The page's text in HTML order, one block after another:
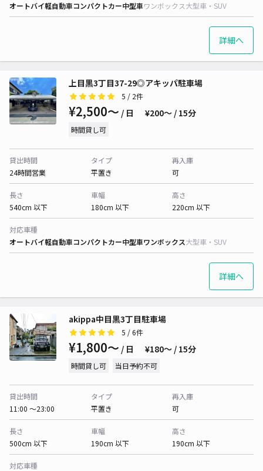
オートバイ軽自動車コンパクトカー中型車ワンボックス大型車・SUV
詳細へ
上目黒3丁目37-29◎アキッパ駐車場
5 / 2件
¥2,500〜 / 日 ¥200〜 / 15分
時間貸し可
貸出時間
24時間営業
タイプ
平置き
再入庫
可
長さ
540cm 以下
車幅
180cm 以下
高さ
220cm 以下
対応車種
オートバイ軽自動車コンパクトカー中型車ワンボックス大型車・SUV
詳細へ
akippa中目黒3丁目駐車場
5 / 6件
¥1,800〜 / 日 ¥180〜 / 15分
時間貸し可 当日予約不可
貸出時間
11:00 〜23:00
タイプ
平置き
再入庫
可
長さ
500cm 以下
車幅
190cm 以下
高さ
190cm 以下
対応車種